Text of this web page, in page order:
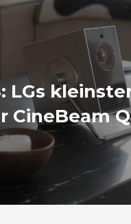
LGs
CineBeam Q